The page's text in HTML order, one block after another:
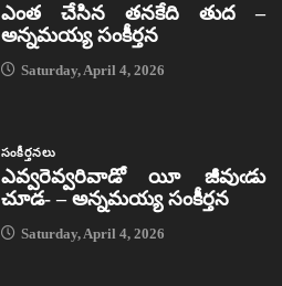
ఎంత చేసిన తనకేది తుద –
అన్నమయ్య సంకీర్తన
Saturday, April 4, 2026
సంకీర్తనలు
ఎవ్వరెవ్వరివాడో యీ జీవుఁడు
చూడ- – అన్నమయ్య సంకీర్తన
Saturday, April 4, 2026